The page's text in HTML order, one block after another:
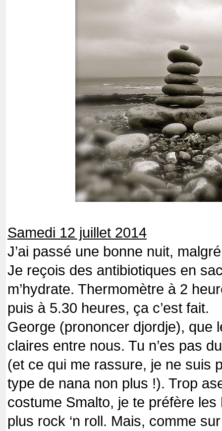
Samedi 12 juillet 2014
J’ai passé une bonne nuit,
Je reçois des antibiotiques en
m’hydrate. Thermomètre à 2
puis à 5.30 heures, ça c’est fait.
George (prononcer djordje), que
claires entre nous. Tu n’es pas
(et ce qui me rassure, je ne suis
type de nana non plus !). Trop
costume Smalto, je te préfère
plus rock ‘n roll. Mais, comme